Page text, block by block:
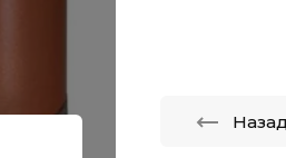
Назад